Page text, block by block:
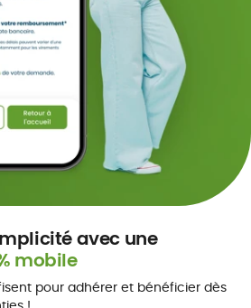
avec une
mobile
pour adhérer et bénéficier dès